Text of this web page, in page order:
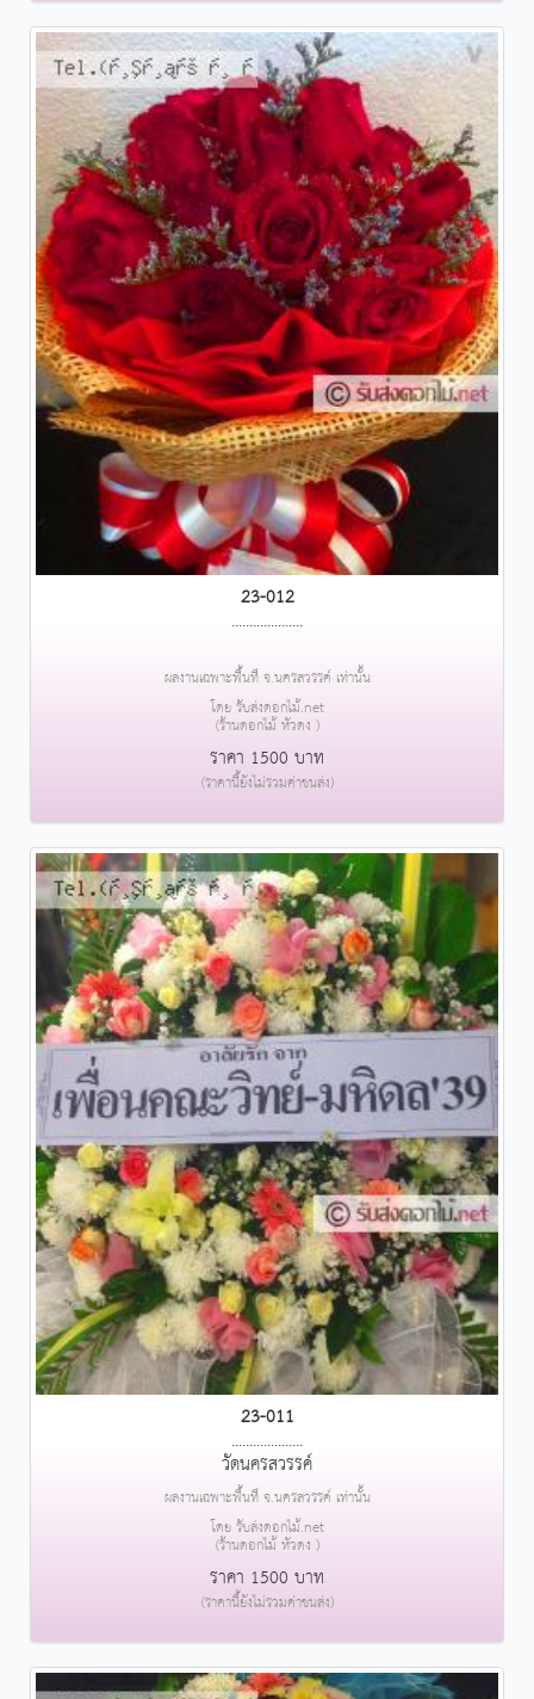
23-012
....................
ผลงานเฉพาะพื้นที่ จ.นครสวรรค์ เท่านั้น
โดย รับส่งดอกไม้.net
(ร้านดอกไม้ หัวดง )
ราคา 1500 บาท
(ราคานี้ยังไม่รวมค่าขนส่ง)
23-011
....................
วัดนครสวรรค์
ผลงานเฉพาะพื้นที่ จ.นครสวรรค์ เท่านั้น
โดย รับส่งดอกไม้.net
(ร้านดอกไม้ หัวดง )
ราคา 1500 บาท
(ราคานี้ยังไม่รวมค่าขนส่ง)